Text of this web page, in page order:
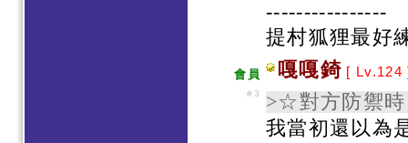
----------------
提村狐狸最好
會員 嘎嘎錡 [
#3
>☆對方防禦
我當初還以為